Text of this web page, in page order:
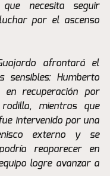
necesita seguir
por el ascenso
afrontará el
sensibles: Humberto
en recuperación por
mientras que
intervenido por una
externo y se
reaparecer en
logre avanzar a